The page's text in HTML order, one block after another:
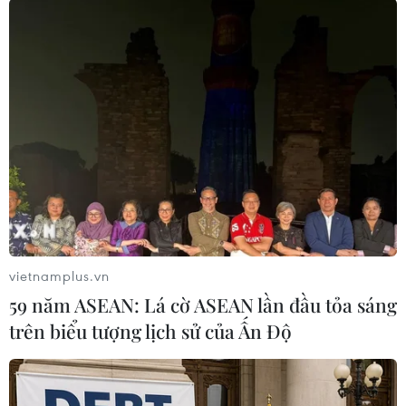
Sau thời gian thu thập các tài liệu, chứng cứ,
hàng trăm cán bộ, chiến sỹ của Phòng Cảnh sát
hình sự, Phòng Cảnh sát điều tra tội phạm về
ma túy, Công an quận 8 và Trung đoàn Cảnh sát
cơ động Công an Thành phố Hồ Chí Minh đã
được huy động, triển khai kế hoạch phá án.
vietnamplus.vn
59 năm ASEAN: Lá cờ ASEAN lần đầu tỏa sáng
trên biểu tượng lịch sử của Ấn Độ